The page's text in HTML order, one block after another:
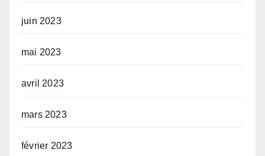
juin 2023
mai 2023
avril 2023
mars 2023
février 2023